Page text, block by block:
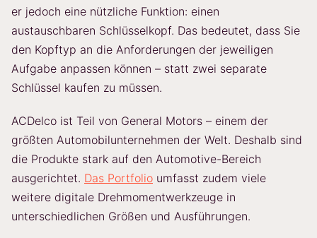
er jedoch eine nützliche Funktion: einen
austauschbaren Schlüsselkopf. Das bedeutet, dass Sie
den Kopftyp an die Anforderungen der jeweiligen
Aufgabe anpassen können – statt zwei separate
Schlüssel kaufen zu müssen.
ACDelco ist Teil von General Motors – einem der
größten Automobilunternehmen der Welt. Deshalb sind
die Produkte stark auf den Automotive-Bereich
ausgerichtet. Das Portfolio umfasst zudem viele
weitere digitale Drehmomentwerkzeuge in
unterschiedlichen Größen und Ausführungen.